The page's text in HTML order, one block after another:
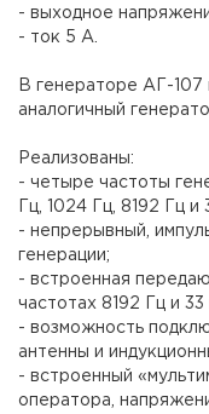
- выходное
- ток 5 А.
В генераторе АГ-107
аналогичный
Реализованы:
- четыре частоты
Гц, 1024 Гц, 8192 Гц и
- непрерывный,
генерации;
- встроенная
частотах 8192 Гц и 33
- возможность
антенны и
- встроенный
оператора,